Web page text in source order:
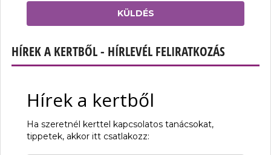
KÜLDÉS
HÍREK A KERTBŐL - HÍRLEVÉL FELIRATKOZÁS
Hírek a kertből
Ha szeretnél kerttel kapcsolatos tanácsokat,
tippetek, akkor itt csatlakozz: